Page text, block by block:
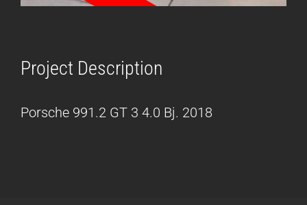
Project Description
Porsche 991.2 GT 3 4.0 Bj. 2018